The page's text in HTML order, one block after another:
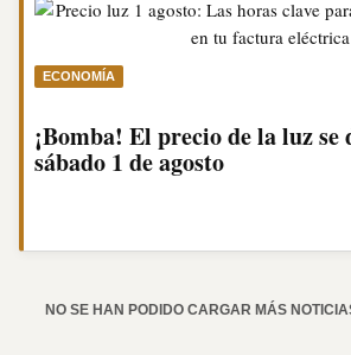
ECONOMÍA
¡Bomba! El precio de la luz se
sábado 1 de agosto
NO SE HAN PODIDO CARGAR MÁS